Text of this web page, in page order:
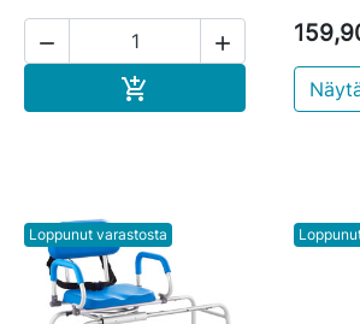
 

Loppunut varastosta